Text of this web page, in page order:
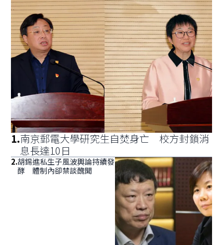
1.南京郵電大學研究生自焚身亡 校方封鎖消
息長達10日
2.胡錫進私生子風波輿論持續發
酵 體制內卻禁談醜聞